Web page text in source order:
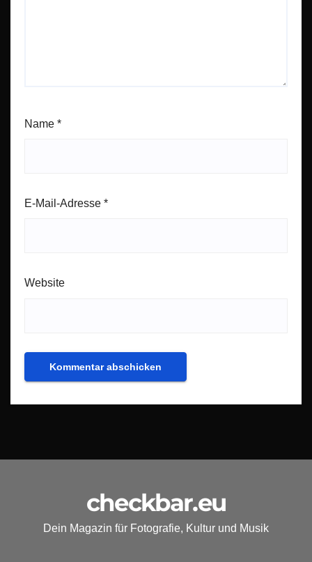
Name *
E-Mail-Adresse *
Website
checkbar.eu
Dein Magazin für Fotografie, Kultur und Musik